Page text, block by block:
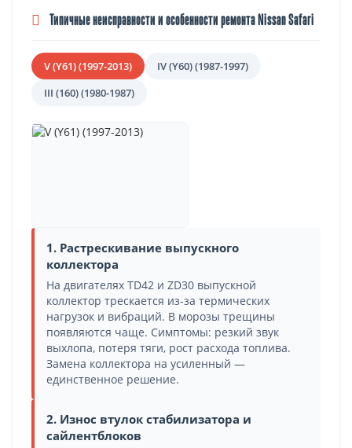
Типичные неисправности и особенности ремонта Nissan Safari
V (Y61) (1997-2013)
IV (Y60) (1987-1997)
III (160) (1980-1987)
1. Растрескивание выпускного
коллектора
На двигателях TD42 и ZD30 выпускной
коллектор трескается из-за термических
нагрузок и вибраций. В морозы трещины
появляются чаще. Симптомы: резкий звук
выхлопа, потеря тяги, рост расхода топлива.
Замена коллектора на усиленный —
единственное решение.
2. Износ втулок стабилизатора и
сайлентблоков